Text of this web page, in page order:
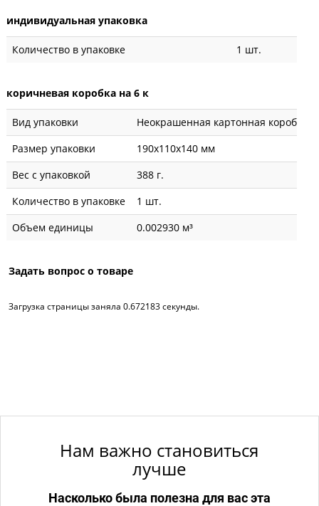
индивидуальная упаковка
Количество в упаковке 1 шт.
коричневая коробка на 6 к
Вид упаковки
Неокрашенная картонная коробка
Размер упаковки
190x110x140 мм
Вес с упаковкой
388 г.
Количество в упаковке
1 шт.
Объем единицы
0.002930 м³
Задать вопрос о товаре
Загрузка страницы заняла 0.672183 секунды.
Нам важно становиться
лучше
Насколько была полезна для вас эта